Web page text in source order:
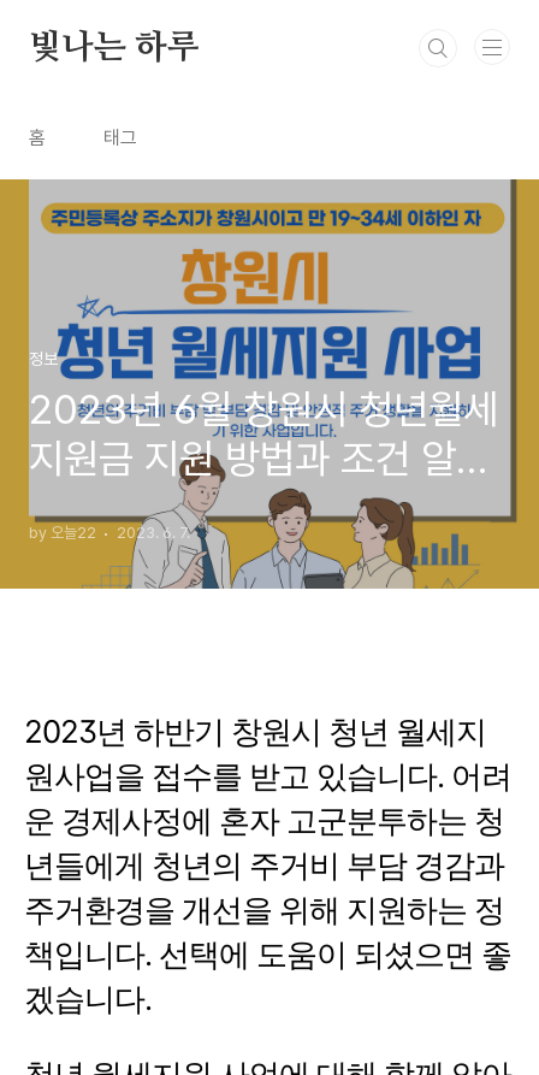
빛나는 하루
홈 태그
정보
2023년 6월 창원시 청년월세
지원금 지원 방법과 조건 알아
보기
by 오늘22 2023. 6. 7.
2023년 하반기 창원시 청년 월세지
원사업을 접수를 받고 있습니다. 어려
운 경제사정에 혼자 고군분투하는 청
년들에게 청년의 주거비 부담 경감과
주거환경을 개선을 위해 지원하는 정
책입니다. 선택에 도움이 되셨으면 좋
겠습니다.